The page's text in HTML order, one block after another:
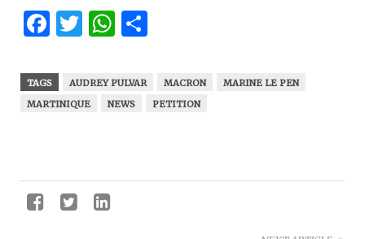
Facebook
Twitter
WhatsApp
TAGS AUDREY PULVAR MACRON
MARINE LE PEN
MARTINIQUE
NEWS PETITION